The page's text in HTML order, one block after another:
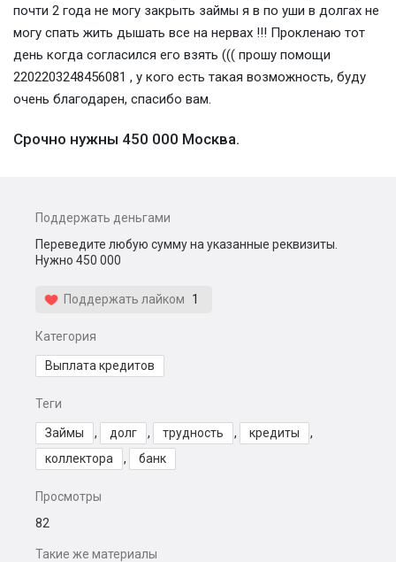
почти 2 года не могу закрыть займы я в по уши в долгах не
могу спать жить дышать все на нервах !!! Прокленаю тот
день когда согласился его взять ((( прошу помощи
2202203248456081 , у кого есть такая возможность, буду
очень благодарен, спасибо вам.
Срочно нужны 450 000 Москва.
Поддержать деньгами
Переведите любую сумму на указанные реквизиты.
Нужно 450 000
Поддержать лайком 1
Категория
Выплата кредитов
Теги
Займы , долг , трудность , кредиты
,
коллектора
, банк
Просмотры
82
Такие же материалы